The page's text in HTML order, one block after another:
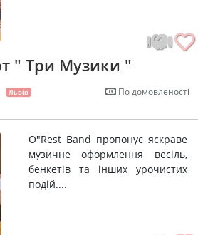
" Три Музики "
Львів По домовленості
O"Rest Band пропонує яскраве
музичне оформлення весіль,
бенкетів та інших урочистих
подій....